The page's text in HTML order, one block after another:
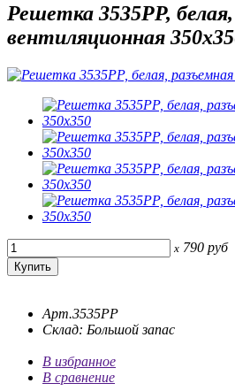
Решетка 3535РР,
вентиляционная
x 790 руб
Арт.3535РР
Склад: Большой запас
В избранное
В сравнение